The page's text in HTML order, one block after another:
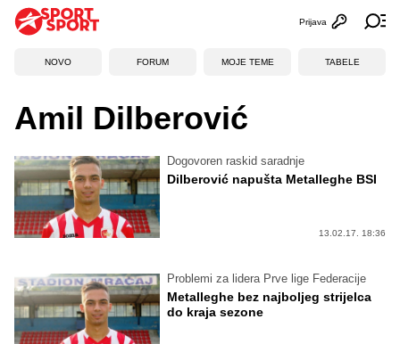
Otvori
Prijava
NOVO FORUM MOJE TEME TABELE
Amil Dilberović
Dogovoren raskid saradnje
Dilberović napušta Metalleghe BSI
13.02.17. 18:36
Problemi za lidera Prve lige Federacije
Metalleghe bez najboljeg strijelca
do kraja sezone